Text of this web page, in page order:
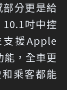
分更是給
吋中控
援Apple
，全車更
乘客都能